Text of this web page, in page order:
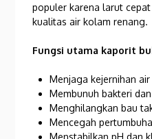
populer karena larut
kualitas air kolam renang.
Fungsi utama kaporit
Menjaga kejernihan air
Membunuh bakteri
Menghilangkan bau
Mencegah
Menstabilkan pH dan